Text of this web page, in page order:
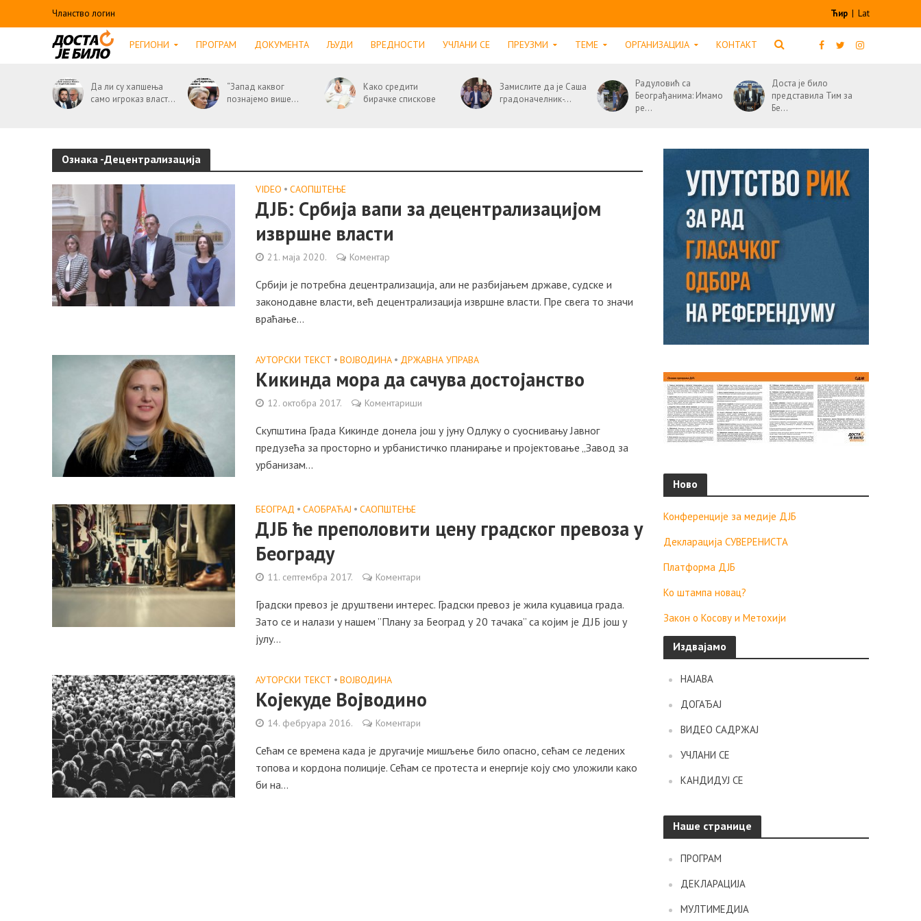
Чланство логин Ћир | Lat
РЕГИОНИ ПРОГРАМ ДОКУМЕНТА ЉУДИ ВРЕДНОСТИ УЧЛАНИ СЕ ПРЕУЗМИ ТЕМЕ ОРГАНИЗАЦИЈА КОНТАКТ
Да ли су хапшења
само игроказ власт...
“Запад каквог
познајемо више...
Како средити
бирачке спискове
Замислите да је Саша
градоначелник-...
Радуловић са
Београђанима: Имамо
ре...
Доста је било
представила Тим за
Бе...
Ознака -Децентрализација
VIDEO • САОПШТЕЊE
ДЈБ: Србија вапи за децентрализацијом
извршне власти
21. маја 2020. Коментар
Србији је потребна децентрализација, али не разбијањем државе, судске и
законодавне власти, већ децентрализација извршне власти. Пре свега то значи
враћање...
АУТОРСКИ ТЕКСТ • ВОЈВОДИНА • ДРЖАВНА УПРАВА
Кикинда мора да сачува достојанство
12. октобра 2017. Коментариши
Скупштина Града Кикинде донела још у јуну Одлуку о суоснивању Јавног
предузећа за просторно и урбанистичко планирање и пројектовање „Завод за
урбанизам...
БЕОГРАД • САОБРАЋАЈ • САОПШТЕЊE
ДЈБ ће преполовити цену градског превоза у
Београду
11. септембра 2017. Коментари
Градски превоз је друштвени интерес. Градски превоз је жила куцавица града.
Зато се и налази у нашем ”Плану за Београд у 20 тачака” са којим је ДЈБ још у
јулу...
АУТОРСКИ ТЕКСТ • ВОЈВОДИНА
Којекуде Војводино
14. фебруара 2016. Коментари
Сећам се времена када је другачије мишљење било опасно, сећам се ледених
топова и кордона полиције. Сећам се протеста и енергије коју смо уложили како
би на...
Ново
Конференције за медије ДЈБ
Декларација СУВЕРЕНИСТА
Платформа ДЈБ
Ко штампа новац?
Закон о Косову и Метохији
Издвајамо
НАЈАВА
ДОГАЂАЈ
ВИДЕО САДРЖАЈ
УЧЛАНИ СЕ
КАНДИДУЈ СЕ
Наше странице
ПРОГРАМ
ДЕКЛАРАЦИЈА
МУЛТИМЕДИЈА